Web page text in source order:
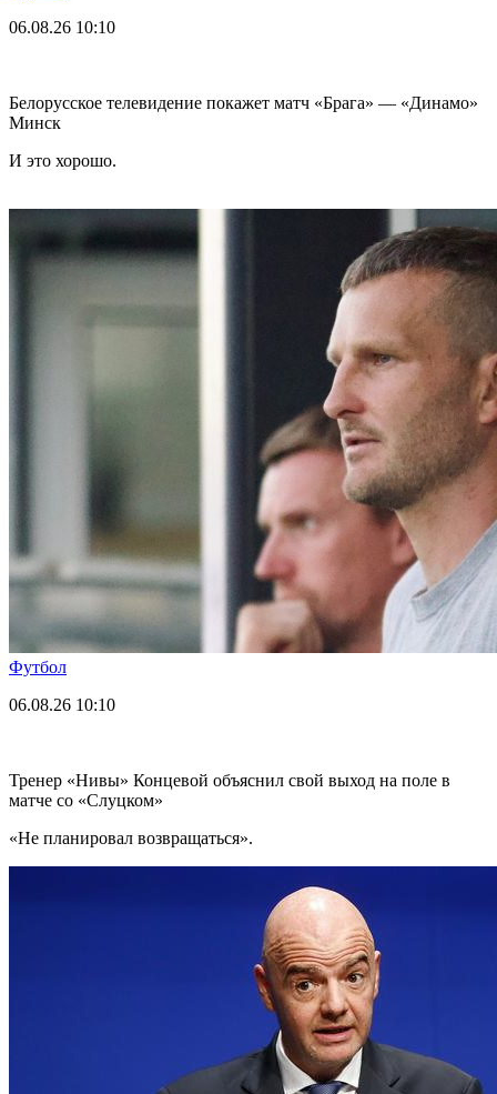
06.08.26 10:10
Белорусское телевидение покажет матч «Брага» — «Динамо»
Минск
И это хорошо.
Футбол
06.08.26 10:10
Тренер «Нивы» Концевой объяснил свой выход на поле в
матче со «Слуцком»
«Не планировал возвращаться».